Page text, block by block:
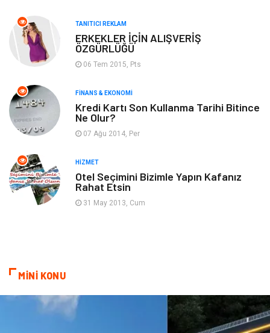
Tatil Genel Kültür
Emlak
Ev İşleri
Gençlik & Eğlence
Sigorta
Mobilya
TANITICI REKLAM
ERKEKLER İÇİN ALIŞVERİŞ
ÖZGÜRLÜĞÜ
06 Tem 2015, Pts
FINANS & EKONOMI
Kredi Kartı Son Kullanma Tarihi Bitince
Ne Olur?
07 Ağu 2014, Per
HIZMET
Otel Seçimini Bizimle Yapın Kafanız
Rahat Etsin
31 May 2013, Cum
MİNİ KONU